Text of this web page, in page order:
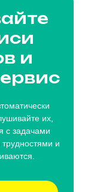
и
их,
с задачами
и